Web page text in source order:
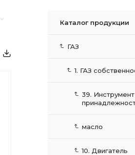
Каталог продукции
ГАЗ
1. ГАЗ
39.
масло
10. Двигатель